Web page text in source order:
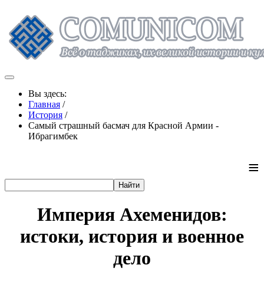
Вы здесь:
Главная /
История /
Самый страшный басмач для Красной Армии -
Ибрагимбек
≡
Империя Ахеменидов:
истоки, история и военное
дело